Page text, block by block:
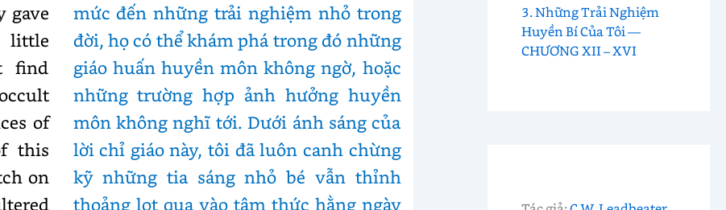
gave
find
of
this
on
mức đến những trải nghiệm nhỏ trong
đời, họ có thể khám phá trong đó những
giáo huấn huyền môn không ngờ, hoặc
những trường hợp ảnh hưởng huyền
môn không nghĩ tới. Dưới ánh sáng của
lời chỉ giáo này, tôi đã luôn canh chừng
kỹ những tia sáng nhỏ bé vẫn thỉnh
thoảng lọt qua vào tâm thức hằng ngày
3. Những Trải Nghiệm
Huyền Bí Của Tôi —
CHƯƠNG XII – XVI